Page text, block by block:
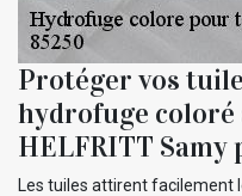
Protéger vos
hydrofuge coloré
HELFRITT Samy
Les tuiles attirent facilement